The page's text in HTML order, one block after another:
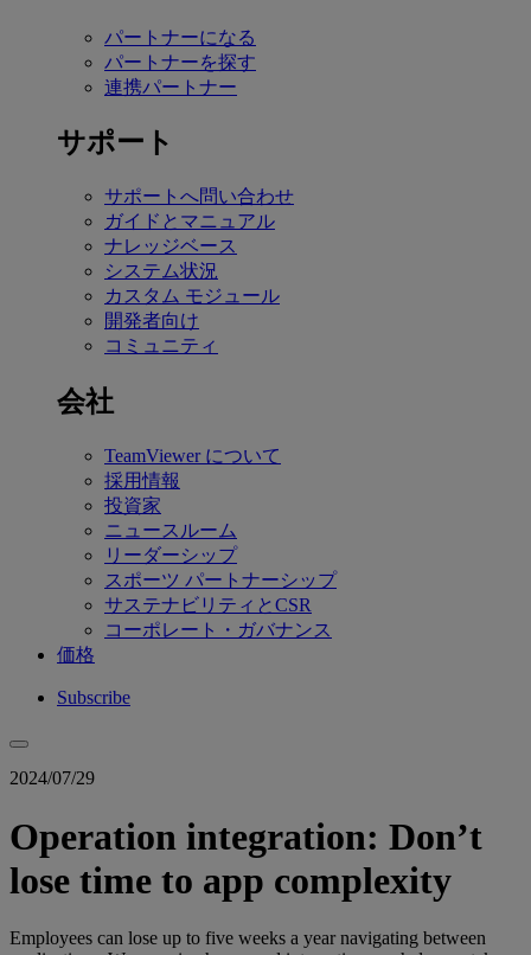
パートナーになる
パートナーを探す
連携パートナー
サポート
サポートへ問い合わせ
ガイドとマニュアル
ナレッジベース
システム状況
カスタム モジュール
開発者向け
コミュニティ
会社
TeamViewer について
採用情報
投資家
ニュースルーム
リーダーシップ
スポーツ パートナーシップ
サステナビリティとCSR
コーポレート・ガバナンス
価格
Subscribe
2024/07/29
Operation integration: Don’t
lose time to app complexity
Employees can lose up to five weeks a year navigating between